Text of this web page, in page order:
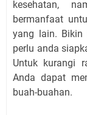
kesehatan,
bermanfaat
yang lain. Bikin
perlu anda
Untuk kurangi
Anda dapat
buah-buahan.